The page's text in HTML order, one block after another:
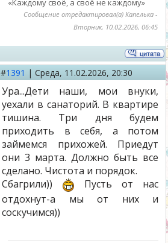
Сообщение отредактировал(а) Капелька -
Вторник, 10.02.2026, 06:45
#1391 | Среда, 11.02.2026, 20:30
Ура...Дети наши, мои внуки,
уехали в санаторий. В квартире
тишина. Три дня будем
приходить в себя, а потом
займемся прихожей. Приедут
они 3 марта. Должно быть все
сделано. Чистота и порядок.
Сбагрили))
Пусть от нас
отдохнут-а мы от них и
соскучимся))